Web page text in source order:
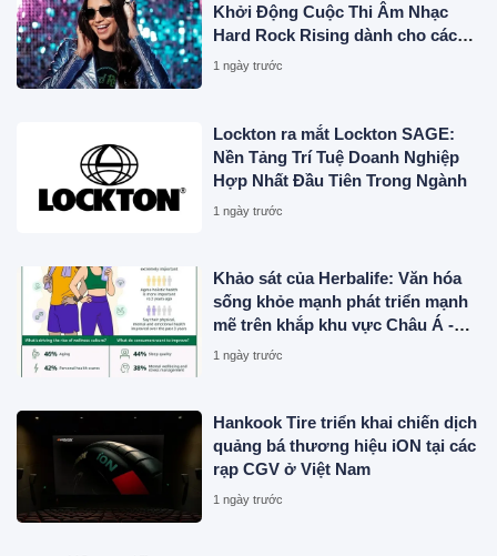
Khởi Động Cuộc Thi Âm Nhạc
Hard Rock Rising dành cho các
Nghệ Sĩ Trẻ Triển Vọng
1 ngày trước
Lockton ra mắt Lockton SAGE:
Nền Tảng Trí Tuệ Doanh Nghiệp
Hợp Nhất Đầu Tiên Trong Ngành
1 ngày trước
Khảo sát của Herbalife: Văn hóa
sống khỏe mạnh phát triển mạnh
mẽ trên khắp khu vực Châu Á -
Thái Bình Dương khi 4 trong 5
1 ngày trước
Hankook Tire triển khai chiến dịch
quảng bá thương hiệu iON tại các
rạp CGV ở Việt Nam
1 ngày trước